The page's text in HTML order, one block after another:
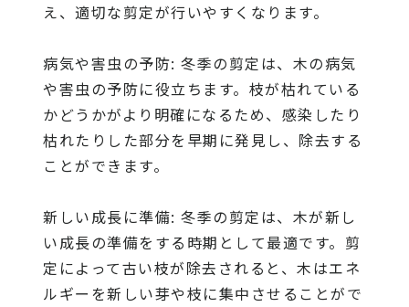
え、適切な剪定が行いやすくなります。
病気や害虫の予防: 冬季の剪定は、木の病気
や害虫の予防に役立ちます。枝が枯れている
かどうかがより明確になるため、感染したり
枯れたりした部分を早期に発見し、除去する
ことができます。
新しい成長に準備: 冬季の剪定は、木が新し
い成長の準備をする時期として最適です。剪
定によって古い枝が除去されると、木はエネ
ルギーを新しい芽や枝に集中させることがで